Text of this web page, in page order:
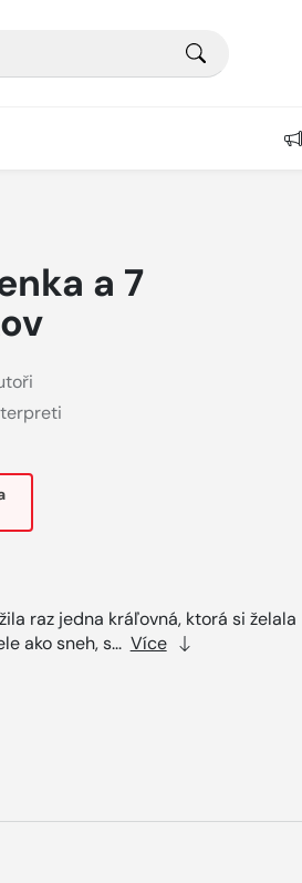
a 7
raz jedna kráľovná, ktorá si želala
ako sneh, s... Více